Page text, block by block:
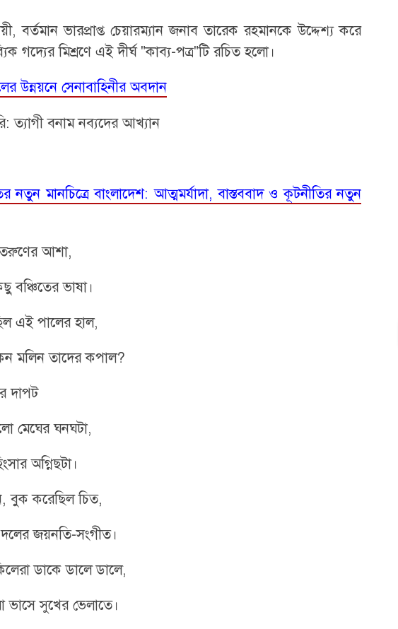
ভারপ্রাপ্ত চেয়ারম্যান জনাব তারেক রহমানকে উদ্দেশ্য করে
গদ্যের মিশ্রণে এই দীর্ঘ "কাব্য-পত্র"টি রচিত হলো।
উন্নয়নে সেনাবাহিনীর অবদান
ত্যাগী বনাম নব্যদের আখ্যান
নতুন মানচিত্রে বাংলাদেশ: আত্মমর্যাদা, বাস্তববাদ ও কূটনীতির নতুন
তরুণের আশা,
ভাষা।
এই পালের হাল,
মলিন তাদের কপাল?
দাপট
মেঘের ঘনঘটা,
অগ্নিছটা।
বুক করেছিল চিত,
দলের জয়নতি-সংগীত।
ডাকে ডালে ডালে,
ভাসে সুখের ভেলাতে।